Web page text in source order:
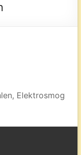
Elektrosmog